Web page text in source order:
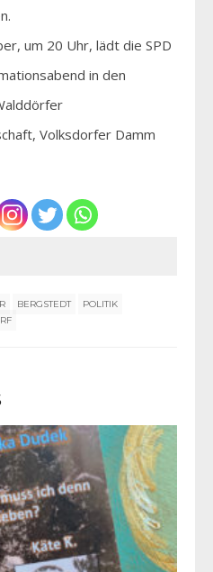
um 20 Uhr, lädt die SPD
in den
Volksdorfer Damm
BERGSTEDT
POLITIK